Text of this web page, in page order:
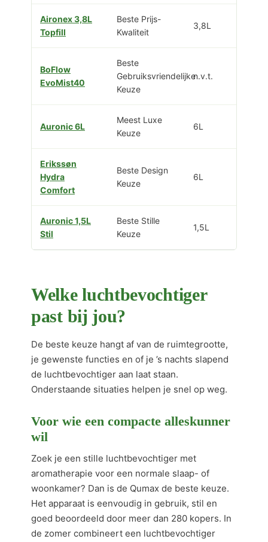
Aironex 3,8L
Topfill
Beste Prijs-
Kwaliteit
3,8L
BoFlow
EvoMist40
Beste
Gebruiksvriendelijke
Keuze
n.v.t.
Auronic 6L
Meest Luxe
Keuze
6L
Erikssøn
Hydra
Comfort
Beste Design
Keuze
6L
Auronic 1,5L
Stil
Beste Stille
Keuze
1,5L
Welke luchtbevochtiger
past bij jou?
De beste keuze hangt af van de ruimtegrootte,
je gewenste functies en of je ’s nachts slapend
de luchtbevochtiger aan laat staan.
Onderstaande situaties helpen je snel op weg.
Voor wie een compacte alleskunner
wil
Zoek je een stille luchtbevochtiger met
aromatherapie voor een normale slaap- of
woonkamer? Dan is de Qumax de beste keuze.
Het apparaat is eenvoudig in gebruik, stil en
goed beoordeeld door meer dan 280 kopers. In
de zomer combineert een luchtbevochtiger